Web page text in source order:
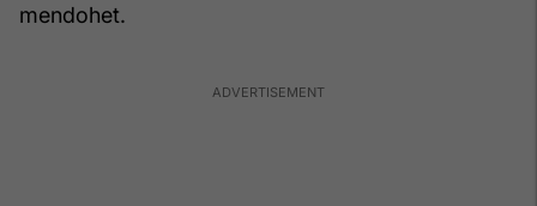
mendohet.